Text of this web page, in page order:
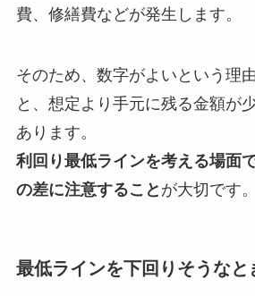
費、修繕費などが発生します。
そのため、数字がよいという理
と、想定より手元に残る金額が
あります。
利回り最低ラインを考える場面
の差に注意すること が大切です。
最低ラインを下回りそうなと